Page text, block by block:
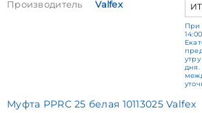
Производитель
Valfex
При
Муфта PPRC 25 белая 10113025 Valfex